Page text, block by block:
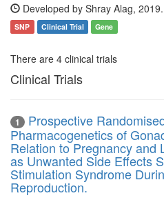
Developed by Shray Alag, 2019.
SNP Clinical Trial Gene
There are 4 clinical trials
Clinical Trials
1
Prospective
Pharmacogenetics of
Relation to Pregnancy and
as Unwanted Side Effects
Stimulation Syndrome
Reproduction.